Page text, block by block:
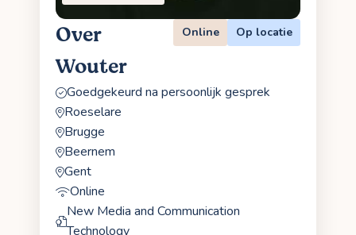
Over
Wouter
Online Op locatie
Goedgekeurd na persoonlijk gesprek
Roeselare
Brugge
Beernem
Gent
Online
New Media and Communication
Technology